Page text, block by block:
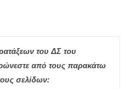
του ΔΣ του
από τους παρακάτω
σελίδων: